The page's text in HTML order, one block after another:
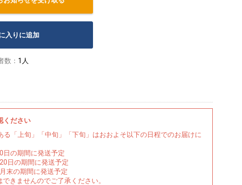
入りに追加
数： 1人
ください
る「上旬」「中旬」「下旬」はおおよそ以下の日程でのお届けに
日の期間に発送予定
日の期間に発送予定
末の期間に発送予定
きませんのでご了承ください。